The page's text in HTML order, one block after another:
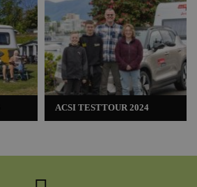
ACSI TESTTOUR 2024